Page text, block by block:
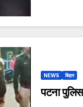
NEWS बिहार
पटना पुलिस